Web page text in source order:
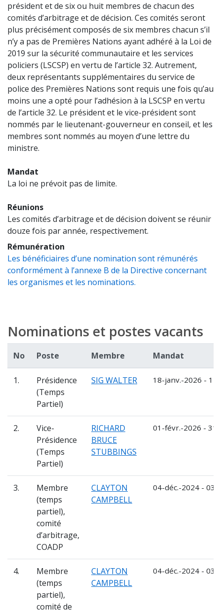
président et de six ou huit membres de chacun des
comités d’arbitrage et de décision. Ces comités seront
plus précisément composés de six membres chacun s’il
n’y a pas de Premières Nations ayant adhéré à la Loi de
2019 sur la sécurité communautaire et les services
policiers (LSCSP) en vertu de l’article 32. Autrement,
deux représentants supplémentaires du service de
police des Premières Nations sont requis une fois qu’au
moins une a opté pour l’adhésion à la LSCSP en vertu
de l’article 32. Le président et le vice-président sont
nommés par le lieutenant-gouverneur en conseil, et les
membres sont nommés au moyen d’une lettre du
ministre.
Mandat
La loi ne prévoit pas de limite.
Réunions
Les comités d’arbitrage et de décision doivent se réunir
douze fois par année, respectivement.
Rémunération
Les bénéficiaires d’une nomination sont rémunérés
conformément à l’annexe B de la Directive concernant
les organismes et les nominations.
Nominations et postes vacants
No Poste Membre Mandat
1.
Présidence
(Temps
Partiel)
SIG WALTER 18-janv.-2026 -
2.
Vice-
Présidence
(Temps
Partiel)
RICHARD
BRUCE
STUBBINGS
01-févr.-2026 -
3.
Membre
(temps
partiel),
comité
d’arbitrage,
COADP
CLAYTON
CAMPBELL
04-déc.-2024 - 03-
4.
Membre
(temps
partiel),
comité de
CLAYTON
CAMPBELL
04-déc.-2024 - 03-